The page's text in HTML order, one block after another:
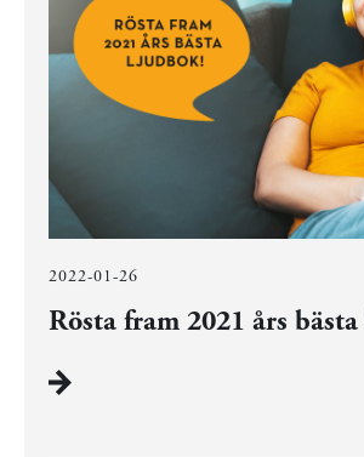
2022-01-26
Rösta fram 2021 års